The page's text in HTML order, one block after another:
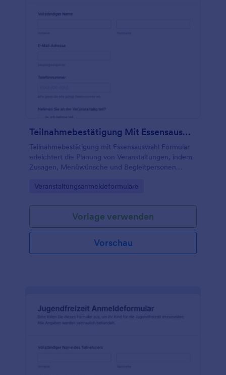
Teilnahmebestätigung Mit Essensauswahl Formular
Teilnahmebestätigung mit Essensauswahl Formular
erleichtert die Planung von Veranstaltungen, indem
Zusagen, Menüwünsche und Begleitpersonen
Vereine und private Gastgeber.
Go to Category:
Veranstaltungsanmeldeformulare
Vorlage verwenden
Vorschau